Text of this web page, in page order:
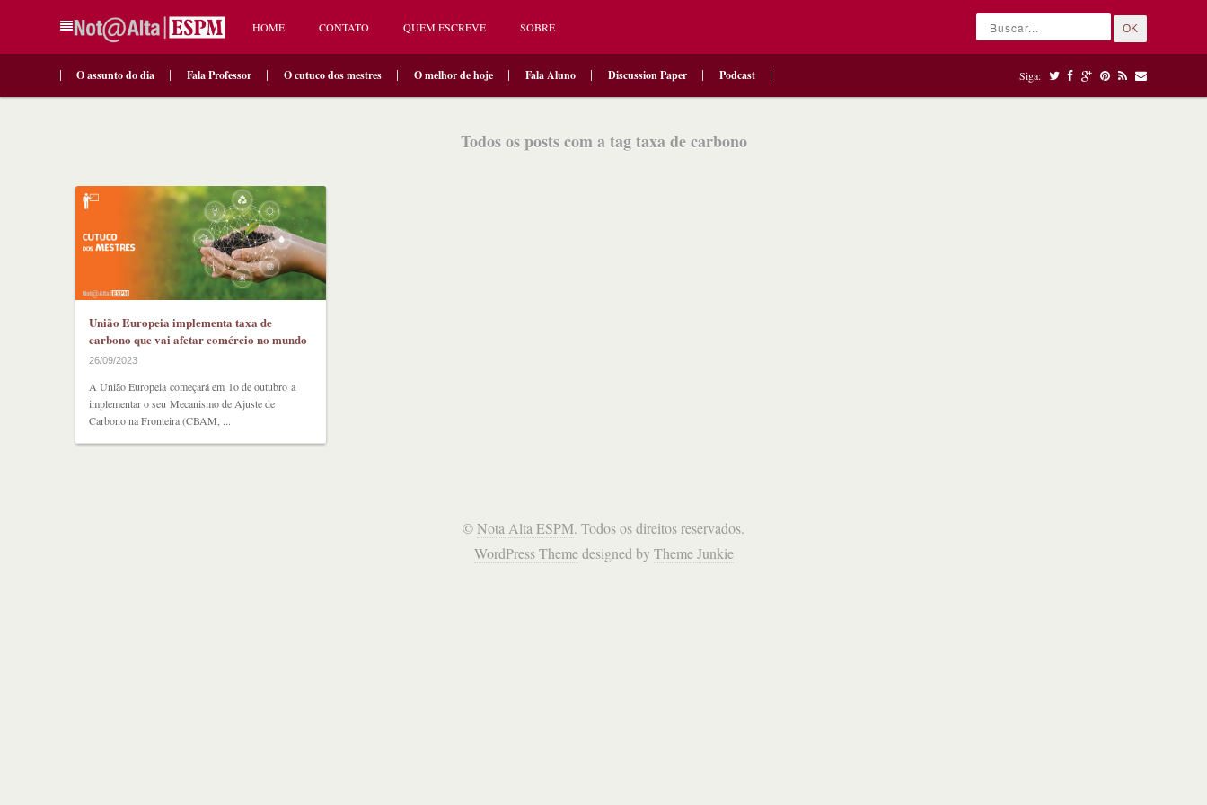
HOME CONTATO QUEM ESCREVE SOBRE OK
O assunto do dia Fala Professor O cutuco dos mestres O melhor de hoje Fala Aluno Discussion Paper Podcast Siga:
Todos os posts com a tag taxa de carbono
União Europeia implementa taxa de
carbono que vai afetar comércio no mundo
26/09/2023
A União Europeia começará em 1o de outubro a
implementar o seu Mecanismo de Ajuste de
Carbono na Fronteira (CBAM, ...
©Nota Alta ESPM. Todos os direitos reservados.
WordPress Themedesigned by Theme Junkie